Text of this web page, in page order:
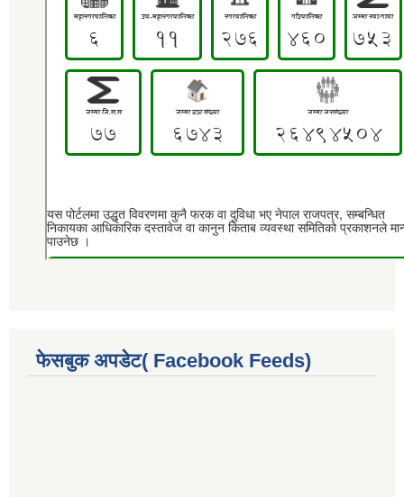
फेसबुक अपडेट( Facebook Feeds)